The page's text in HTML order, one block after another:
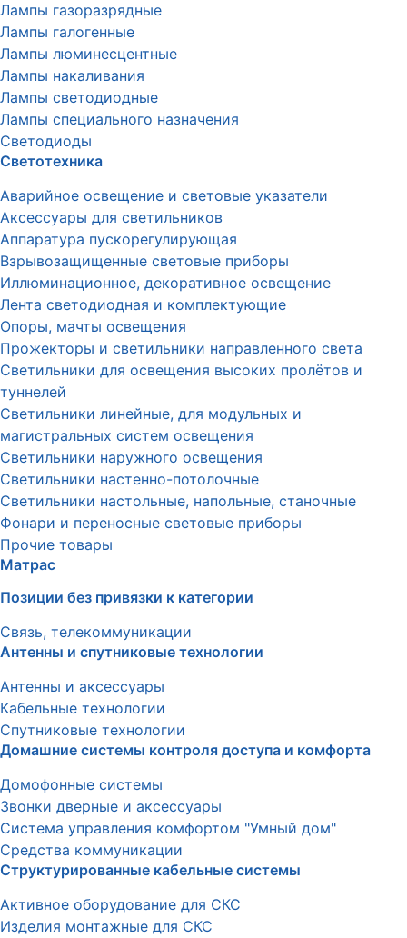
Лампы газоразрядные
Лампы галогенные
Лампы люминесцентные
Лампы накаливания
Лампы светодиодные
Лампы специального назначения
Светодиоды
Светотехника
Аварийное освещение и световые указатели
Аксессуары для светильников
Аппаратура пускорегулирующая
Взрывозащищенные световые приборы
Иллюминационное, декоративное освещение
Лента светодиодная и комплектующие
Опоры, мачты освещения
Прожекторы и светильники направленного света
Светильники для освещения высоких пролётов и
туннелей
Светильники линейные, для модульных и
магистральных систем освещения
Светильники наружного освещения
Светильники настенно-потолочные
Светильники настольные, напольные, станочные
Фонари и переносные световые приборы
Прочие товары
Матрас
Позиции без привязки к категории
Связь, телекоммуникации
Антенны и спутниковые технологии
Антенны и аксессуары
Кабельные технологии
Спутниковые технологии
Домашние системы контроля доступа и комфорта
Домофонные системы
Звонки дверные и аксессуары
Система управления комфортом "Умный дом"
Средства коммуникации
Структурированные кабельные системы
Активное оборудование для СКС
Изделия монтажные для СКС